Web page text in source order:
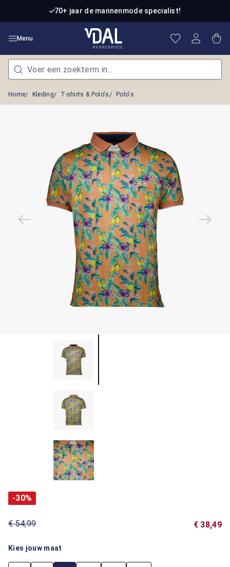
Ga naar de hoofdinhoud70+ jaar de mannenmode specialist!
Menu Je hebt 0
Home Kleding T-shirts & Polo's Polo's
-30%
€ 54,99 € 38,49
Kies jouw maat